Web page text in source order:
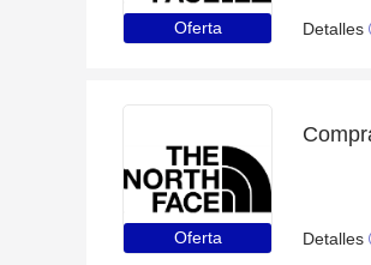
Oferta Detalles
Oferta Detalles